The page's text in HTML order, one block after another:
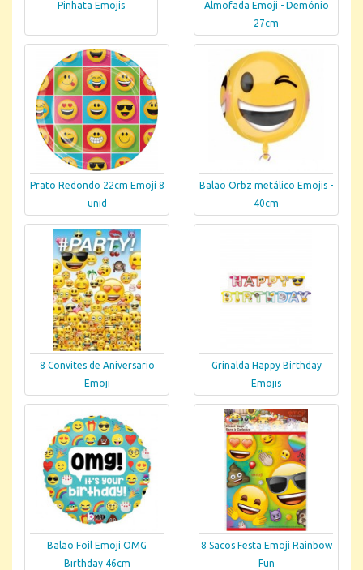
Pinhata Emojis
Almofada Emoji - Demónio
27cm
Prato Redondo 22cm Emoji 8
unid
Balão Orbz metálico Emojis -
40cm
8 Convites de Aniversario
Emoji
Grinalda Happy Birthday
Emojis
Balão Foil Emoji OMG
Birthday 46cm
8 Sacos Festa Emoji Rainbow
Fun